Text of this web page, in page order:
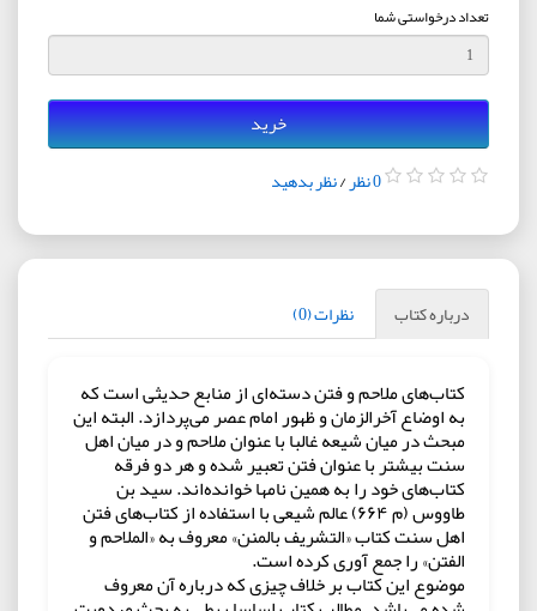
تعداد درخواستی شما
خرید
0 نظر /نظر بدهید
درباره کتاب نظرات (0)
کتاب‌های ملاحم و فتن دسته‌ای از منابع حدیثی است که
به اوضاع آخرالزمان و ظهور امام عصر می‌پردازد. البته این
مبحث در میان شیعه غالبا با عنوان ملاحم و در میان اهل
سنت بیشتر با عنوان فتن تعبیر شده و هر دو فرقه
کتاب‌های خود را به همین نامها خوانده‌اند. سید بن
طاووس (م ۶۶۴) عالم شیعی با استفاده از کتاب‌های فتن
اهل سنت کتاب «التشریف بالمنن» معروف به «الملاحم و
الفتن» را جمع آوری کرده است.
موضوع این کتاب بر خلاف چیزی که درباره آن معروف